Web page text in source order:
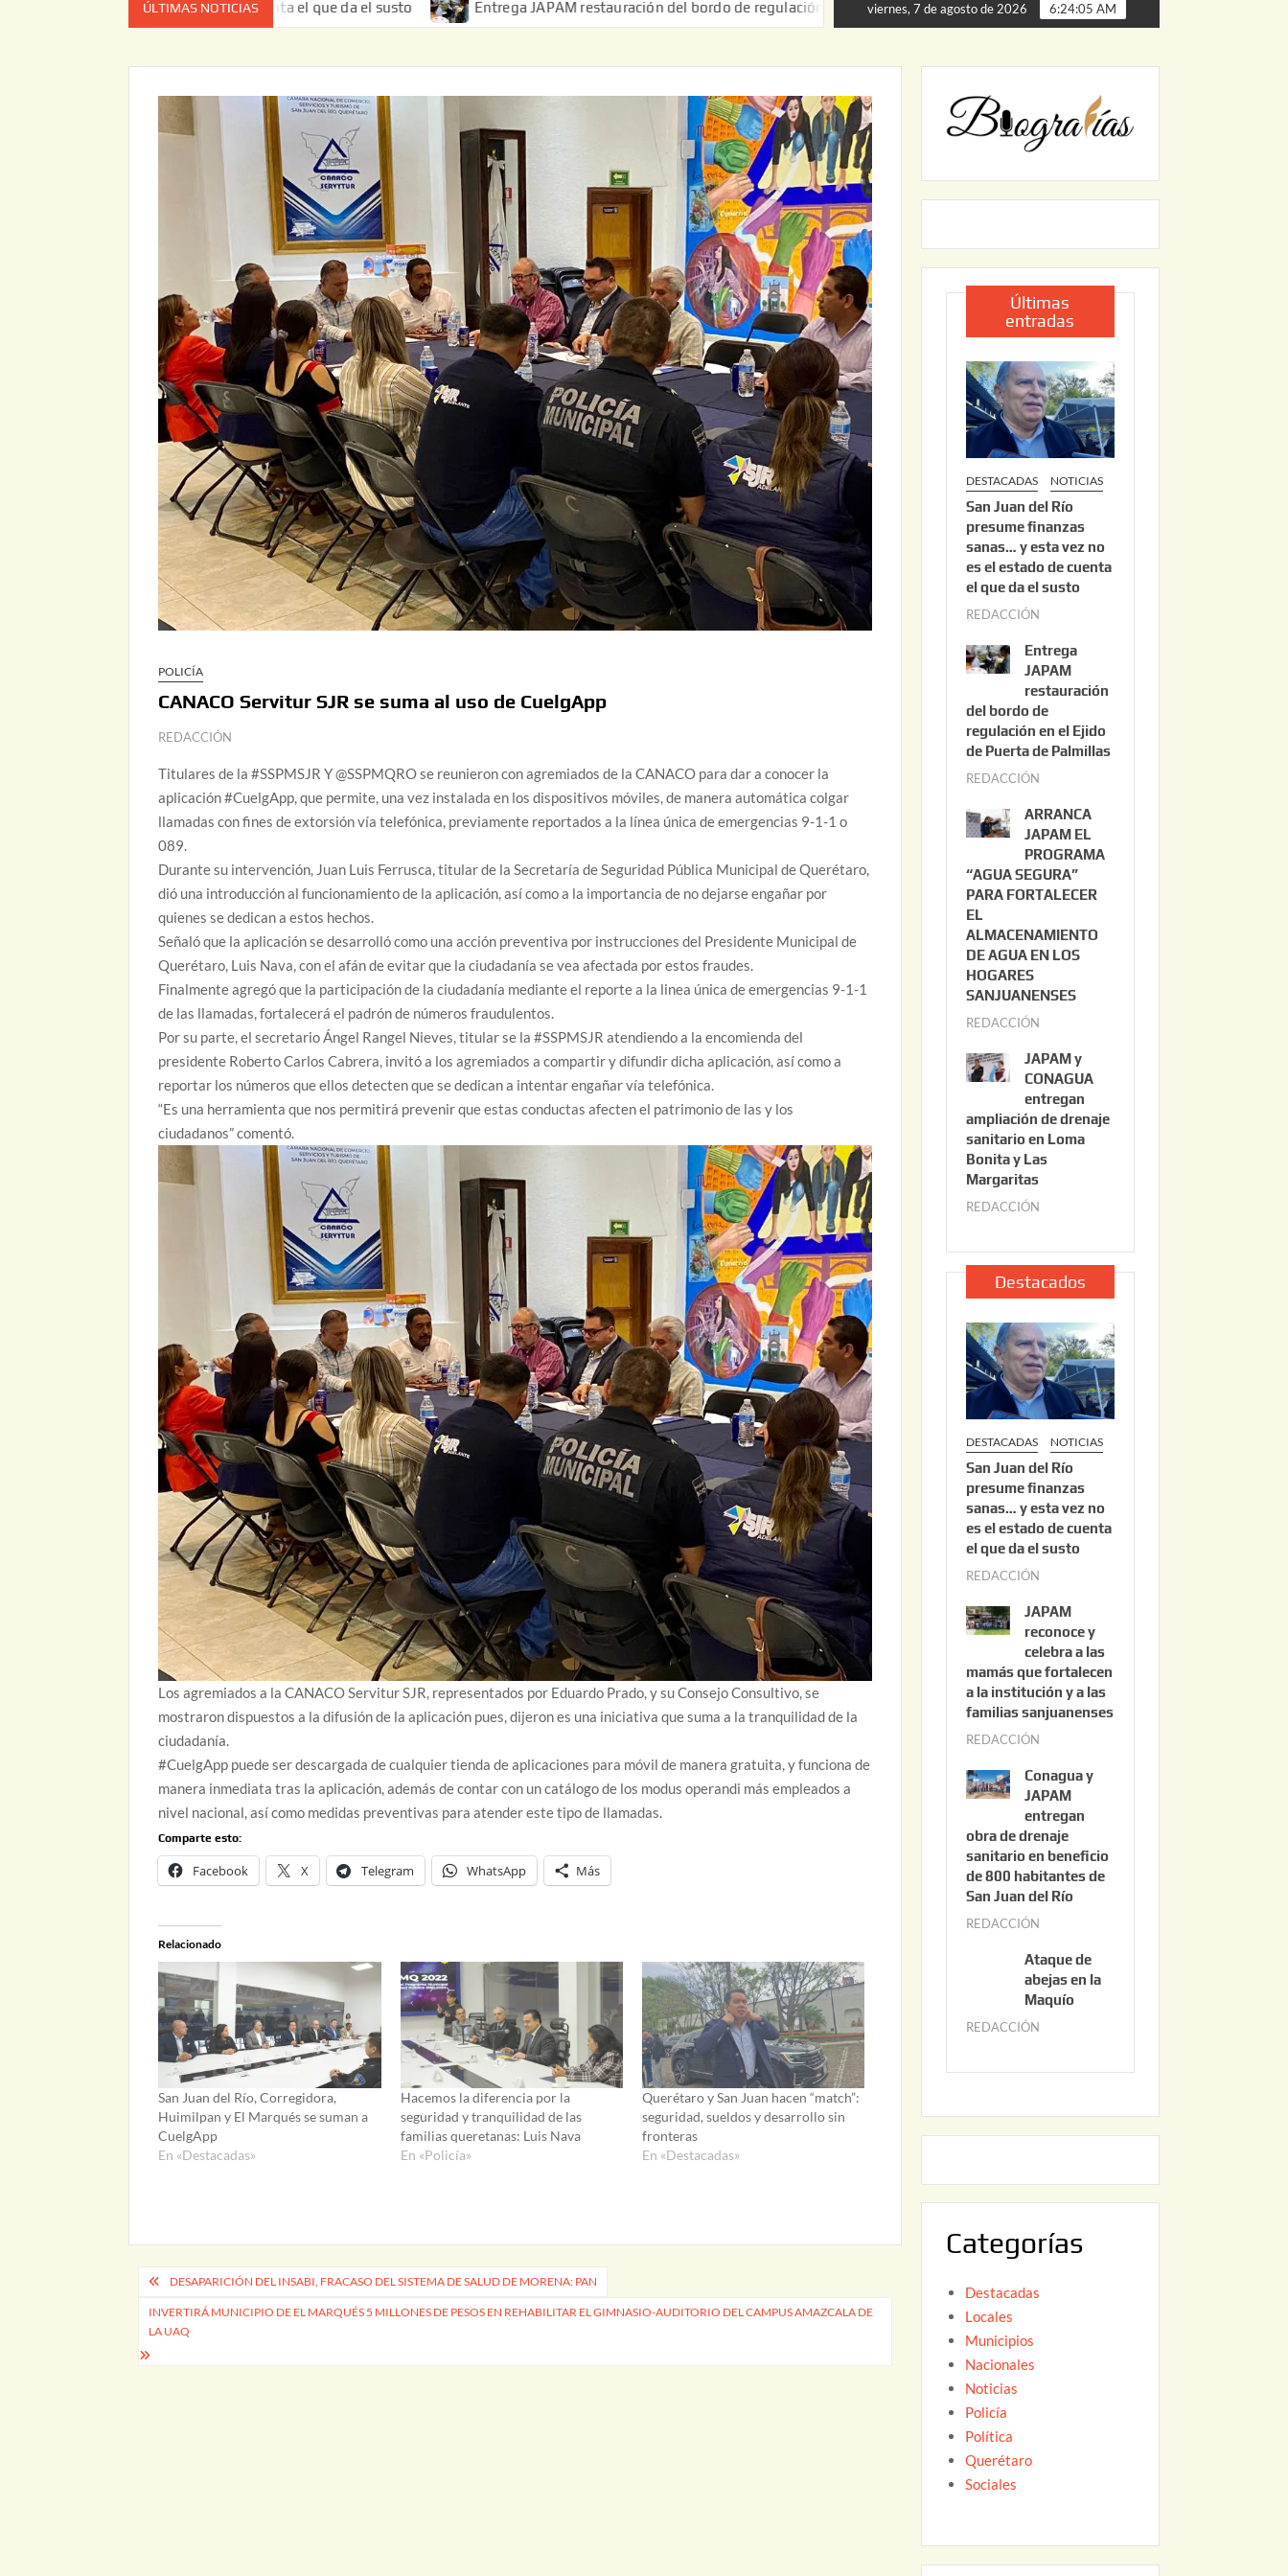
ÚLTIMAS NOTICIAS
no es el estado de cuenta el que da el susto Entrega JAPAM restauración del bordo de regulación en el Ejido de Puerta de Palmillas ARRANCA JAPAM EL PROGRAMA “AGUA
viernes, 7 de agosto de 2026 6:24:06 AM
POLICÍA
CANACO Servitur SJR se suma al uso de CuelgApp
REDACCIÓN
Titulares de la #SSPMSJR Y @SSPMQRO se reunieron con agremiados de la CANACO para dar a conocer la
aplicación #CuelgApp, que permite, una vez instalada en los dispositivos móviles, de manera automática colgar
llamadas con fines de extorsión vía telefónica, previamente reportados a la línea única de emergencias 9-1-1 o
089.
Durante su intervención, Juan Luis Ferrusca, titular de la Secretaría de Seguridad Pública Municipal de Querétaro,
dió una introducción al funcionamiento de la aplicación, así como a la importancia de no dejarse engañar por
quienes se dedican a estos hechos.
Señaló que la aplicación se desarrolló como una acción preventiva por instrucciones del Presidente Municipal de
Querétaro, Luis Nava, con el afán de evitar que la ciudadanía se vea afectada por estos fraudes.
Finalmente agregó que la participación de la ciudadanía mediante el reporte a la linea única de emergencias 9-1-1
de las llamadas, fortalecerá el padrón de números fraudulentos.
Por su parte, el secretario Ángel Rangel Nieves, titular se la #SSPMSJR atendiendo a la encomienda del
presidente Roberto Carlos Cabrera, invitó a los agremiados a compartir y difundir dicha aplicación, así como a
reportar los números que ellos detecten que se dedican a intentar engañar vía telefónica.
“Es una herramienta que nos permitirá prevenir que estas conductas afecten el patrimonio de las y los
ciudadanos” comentó.
Los agremiados a la CANACO Servitur SJR, representados por Eduardo Prado, y su Consejo Consultivo, se
mostraron dispuestos a la difusión de la aplicación pues, dijeron es una iniciativa que suma a la tranquilidad de la
ciudadanía.
#CuelgApp puede ser descargada de cualquier tienda de aplicaciones para móvil de manera gratuita, y funciona de
manera inmediata tras la aplicación, además de contar con un catálogo de los modus operandi más empleados a
nivel nacional, así como medidas preventivas para atender este tipo de llamadas.
Comparte esto:
Facebook X Telegram WhatsApp Más
Relacionado
San Juan del Río, Corregidora,
Huimilpan y El Marqués se suman a
CuelgApp
En «Destacadas»
Hacemos la diferencia por la
seguridad y tranquilidad de las
familias queretanas: Luis Nava
En «Policía»
Querétaro y San Juan hacen “match”:
seguridad, sueldos y desarrollo sin
fronteras
En «Destacadas»
Navegación
de
entradas
DESAPARICIÓN DEL INSABI, FRACASO DEL SISTEMA DE SALUD DE MORENA: PAN
INVERTIRÁ MUNICIPIO DE EL MARQUÉS 5 MILLONES DE PESOS EN REHABILITAR EL GIMNASIO-AUDITORIO DEL CAMPUS AMAZCALA DE
LA UAQ
Últimas
entradas
DESTACADAS NOTICIAS
San Juan del Río
presume finanzas
sanas… y esta vez no
es el estado de cuenta
el que da el susto
REDACCIÓN
o
s
t
o
3
2
0
2
6
Entrega
JAPAM
restauración
del bordo de
regulación en el Ejido
de Puerta de Palmillas
REDACCIÓN
l
i
o
2
0
ARRANCA
JAPAM EL
PROGRAMA
“AGUA SEGURA”
PARA FORTALECER
EL
ALMACENAMIENTO
DE AGUA EN LOS
HOGARES
SANJUANENSES
REDACCIÓN
l
i
o
2
2
2
6
JAPAM y
CONAGUA
entregan
ampliación de drenaje
sanitario en Loma
Bonita y Las
Margaritas
REDACCIÓN
l
i
o
2
2
,
2
0
2
6
Destacados
DESTACADAS NOTICIAS
San Juan del Río
presume finanzas
sanas… y esta vez no
es el estado de cuenta
el que da el susto
REDACCIÓN
s
t
o
3
0
2
6
JAPAM
reconoce y
celebra a las
mamás que fortalecen
a la institución y a las
familias sanjuanenses
REDACCIÓN
n
i
o
3
0
0
2
6
Conagua y
JAPAM
entregan
obra de drenaje
sanitario en beneficio
de 800 habitantes de
San Juan del Río
REDACCIÓN
n
i
0
2
Ataque de
abejas en la
Maquío
REDACCIÓN
y
2
Categorías
Destacadas
Locales
Municipios
Nacionales
Noticias
Policía
Política
Querétaro
Sociales